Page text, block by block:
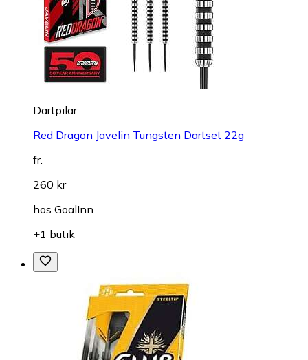
Dartpilar
Red Dragon Javelin Tungsten Dartset 22g
fr.
260 kr
hos GoalInn
+1 butik